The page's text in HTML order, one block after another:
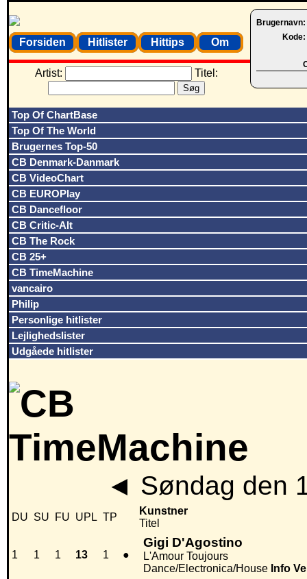
Brugernavn:
Kode:
Forsiden Hitlister Hittips Om
Artist: Titel:
Top Of ChartBase
Top Of The World
Brugernes Top-50
CB Denmark-Danmark
CB VideoChart
CB EUROPlay
CB Dancefloor
CB Critic-Alt
CB The Rock
CB 25+
CB TimeMachine
vancairo
Philip
Personlige hitlister
Lejlighedslister
Udgåede hitlister
◄ Søndag den
DU SU FU UPL TP
Kunstner
Titel
1 1 1 13 1 ●
Gigi D'Agostino
L'Amour Toujours
Dance/Electronica/House Info